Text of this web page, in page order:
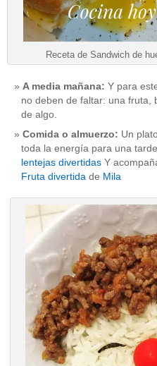
Receta de Sandwich de
A media mañana: Y para
no deben de faltar: una fruta,
de algo.
Comida o almuerzo: Un
toda la energía para una
lentejas divertidas Y
Fruta divertida de Mila